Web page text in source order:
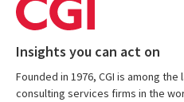
Insights you can act on
Founded in 1976, CGI is among
consulting services firms in the